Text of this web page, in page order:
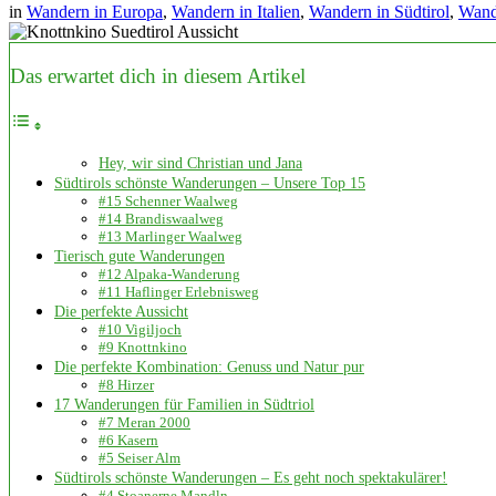
in Wandern in Europa, Wandern in Italien, Wandern in Südtirol,
Das erwartet dich in diesem Artikel
Hey, wir sind Christian und Jana
Südtirols schönste Wanderungen – Unsere Top 15
#15 Schenner Waalweg
#14 Brandiswaalweg
#13 Marlinger Waalweg
Tierisch gute Wanderungen
#12 Alpaka-Wanderung
#11 Haflinger Erlebnisweg
Die perfekte Aussicht
#10 Vigiljoch
#9 Knottnkino
Die perfekte Kombination: Genuss und Natur pur
#8 Hirzer
17 Wanderungen für Familien in Südtriol
#7 Meran 2000
#6 Kasern
#5 Seiser Alm
Südtirols schönste Wanderungen – Es geht noch spektakulärer!